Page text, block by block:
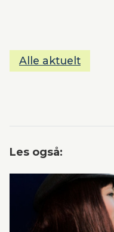
Alle aktuelt
Les også: